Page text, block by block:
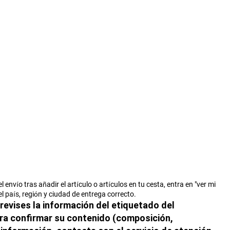
envío tras añadir el artículo o artículos en tu cesta, entra en "ver mi
país, región y ciudad de entrega correcto.
la información del etiquetado del
confirmar su contenido (composición,